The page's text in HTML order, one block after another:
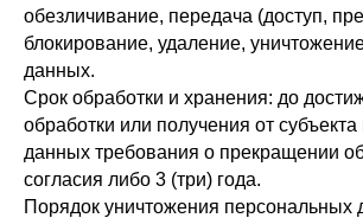
обезличивание, передача (доступ,
блокирование, удаление,
данных.
Срок обработки и хранения: до
обработки или получения от
данных требования о прекращении
согласия либо 3 (три) года.
Порядок уничтожения персональных